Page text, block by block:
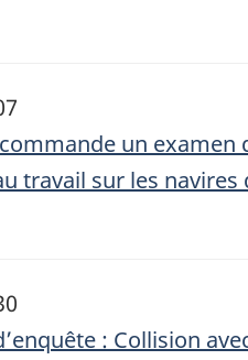
un
travail sur les
: Collision